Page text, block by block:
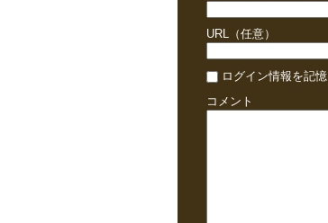
URL（任意）
ログイン情報を記憶
コメント